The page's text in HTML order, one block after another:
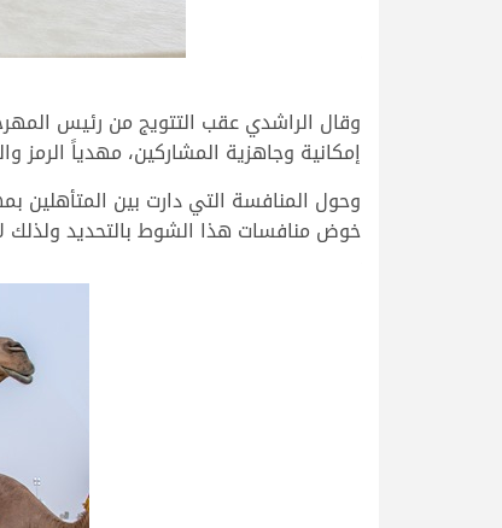
وقال الراشدي عقب التتويج من رئيس
إمكانية وجاهزية المشاركين، مهدياً
وحول المنافسة التي دارت بين المتأهلين
خوض منافسات هذا الشوط بالتحديد ولذلك